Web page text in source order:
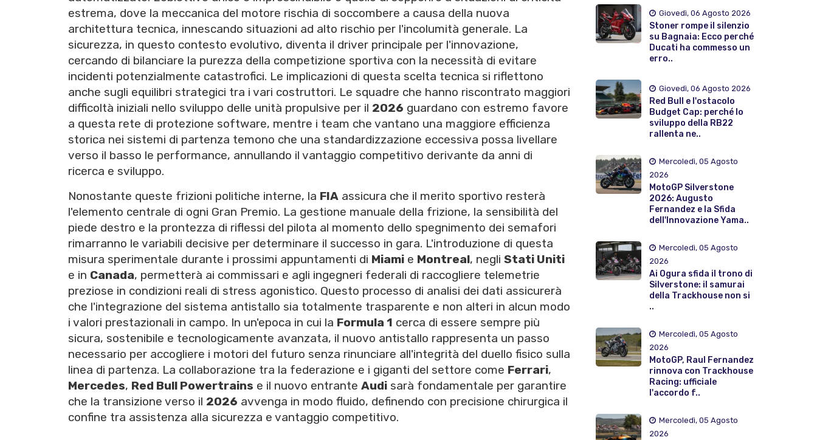
estrema, dove la meccanica del motore rischia di soccombere a causa della nuova
architettura tecnica, innescando situazioni ad alto rischio per l'incolumità generale. La
sicurezza, in questo contesto evolutivo, diventa il driver principale per l'innovazione,
cercando di bilanciare la purezza della competizione sportiva con la necessità di evitare
incidenti potenzialmente catastrofici. Le implicazioni di questa scelta tecnica si riflettono
anche sugli equilibri strategici tra i vari costruttori. Le squadre che hanno riscontrato maggiori
difficoltà iniziali nello sviluppo delle unità propulsive per il 2026 guardano con estremo favore
a questa rete di protezione software, mentre i team che vantano una maggiore efficienza
storica nei sistemi di partenza temono che una standardizzazione eccessiva possa livellare
verso il basso le performance, annullando il vantaggio competitivo derivante da anni di
ricerca e sviluppo.
Nonostante queste frizioni politiche interne, la FIA assicura che il merito sportivo resterà
l'elemento centrale di ogni Gran Premio. La gestione manuale della frizione, la sensibilità del
piede destro e la prontezza di riflessi del pilota al momento dello spegnimento dei semafori
rimarranno le variabili decisive per determinare il successo in gara. L'introduzione di questa
misura sperimentale durante i prossimi appuntamenti di Miami e Montreal, negli Stati Uniti
e in Canada, permetterà ai commissari e agli ingegneri federali di raccogliere telemetrie
preziose in condizioni reali di stress agonistico. Questo processo di analisi dei dati assicurerà
che l'integrazione del sistema antistallo sia totalmente trasparente e non alteri in alcun modo
i valori prestazionali in campo. In un'epoca in cui la Formula 1 cerca di essere sempre più
sicura, sostenibile e tecnologicamente avanzata, il nuovo antistallo rappresenta un passo
necessario per accogliere i motori del futuro senza rinunciare all'integrità del duello fisico sulla
linea di partenza. La collaborazione tra la federazione e i giganti del settore come Ferrari,
Mercedes, Red Bull Powertrains e il nuovo entrante Audi sarà fondamentale per garantire
che la transizione verso il 2026 avvenga in modo fluido, definendo con precisione chirurgica il
confine tra assistenza alla sicurezza e vantaggio competitivo.
Giovedì, 06 Agosto 2026
Stoner rompe il silenzio
su Bagnaia: Ecco perché
Ducati ha commesso un
erro..
Giovedì, 06 Agosto 2026
Red Bull e l'ostacolo
Budget Cap: perché lo
sviluppo della RB22
rallenta ne..
Mercoledì, 05 Agosto
2026
MotoGP Silverstone
2026: Augusto
Fernandez e la Sfida
dell'Innovazione Yama..
Mercoledì, 05 Agosto
2026
Ai Ogura sfida il trono di
Silverstone: il samurai
della Trackhouse non si
..
Mercoledì, 05 Agosto
2026
MotoGP, Raul Fernandez
rinnova con Trackhouse
Racing: ufficiale
l'accordo f..
Mercoledì, 05 Agosto
2026